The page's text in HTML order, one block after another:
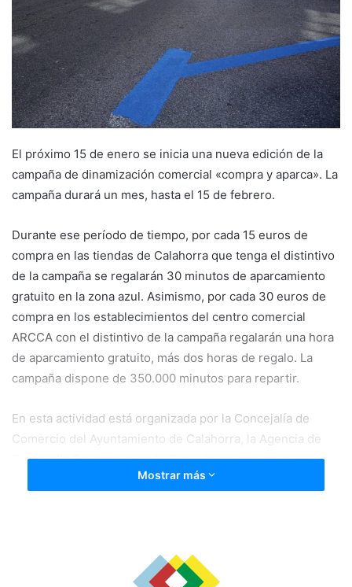
a
i
El próximo 15 de enero se inicia una nueva edición de la
campaña de dinamización comercial «compra y aparca». La
campaña durará un mes, hasta el 15 de febrero.
Durante ese período de tiempo, por cada 15 euros de
compra en las tiendas de Calahorra que tenga el distintivo
de la campaña se regalarán 30 minutos de aparcamiento
gratuito en la zona azul. Asimismo, por cada 30 euros de
compra en los establecimientos del centro comercial
ARCCA con el distintivo de la campaña regalarán una hora
de aparcamiento gratuito, más dos horas de regalo. La
campaña dispone de 350.000 minutos para repartir.
En esta actividad está organizada por la Concejalía de
Comercio del Ayuntamiento de Calahorra, la Agencia de
Desarrollo Económico de La Rioja, la asociación de
comercio «Calahorra Ciudad Comercial» y el centro
Mostrar más